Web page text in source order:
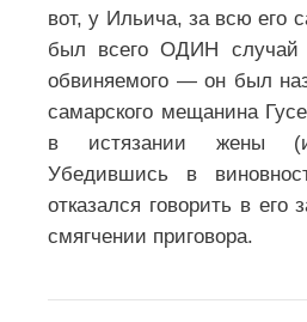
вот, у Ильича, за всю его
был всего ОДИН случай
обвиняемого — он был
самарского мещанина
в истязании жены
Убедившись в
отказался говорить в его
смягчении приговора.